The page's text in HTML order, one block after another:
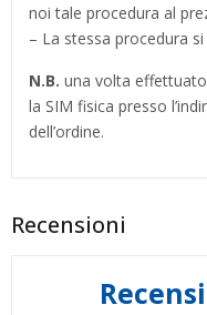
noi tale procedura al
– La stessa procedura
N.B. una volta
la SIM fisica presso
dell’ordine.
Recensioni